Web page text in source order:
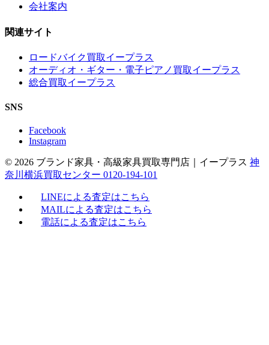
会社案内
関連サイト
ロードバイク買取イープラス
オーディオ・ギター・電子ピアノ買取イープラス
総合買取イープラス
SNS
Facebook
Instagram
© 2026 ブランド家具・高級家具買取専門店｜イープラス 神
奈川横浜買取センター 0120-194-101
LINEによる査定はこちら
MAILによる査定はこちら
電話による査定はこちら